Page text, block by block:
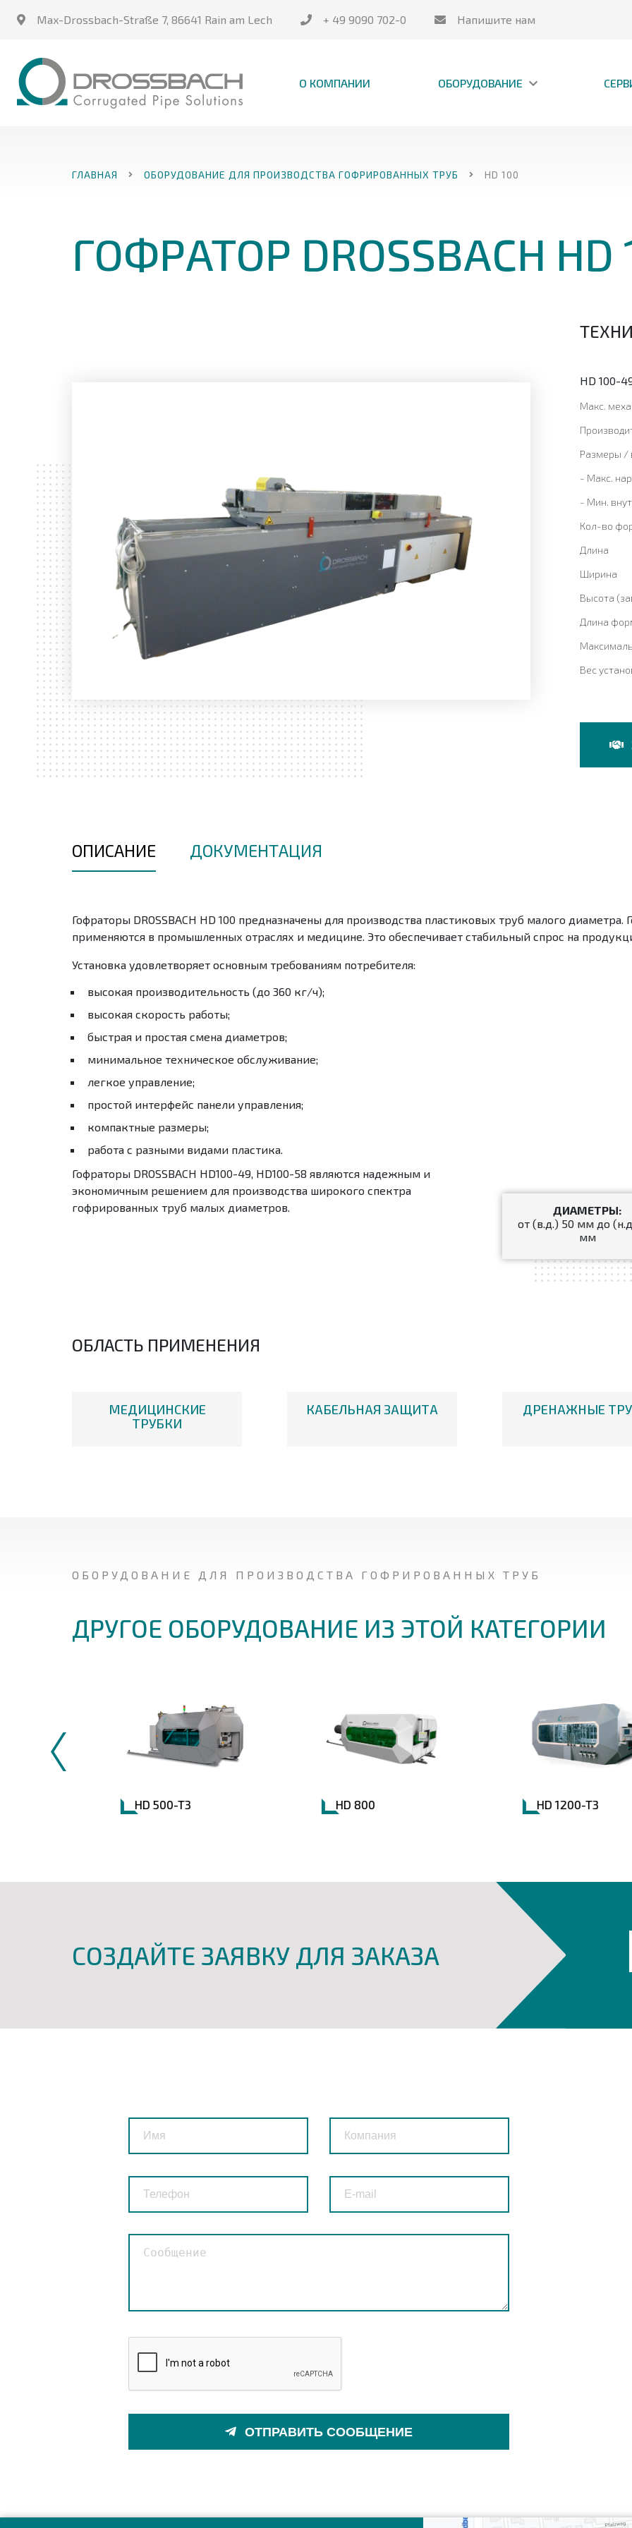
Max-Drossbach-Straße 7, 86641 Rain am Lech + 49 9090 702-0 Напишите нам
О КОМПАНИИ ОБОРУДОВАНИЕ
ГЛАВНАЯ ОБОРУДОВАНИЕ ДЛЯ ПРОИЗВОДСТВА ГОФРИРОВАННЫХ ТРУБ HD 100
ГОФРАТОР DROSSBACH HD
HD 100-
Макс.
Размеры /
- Макс.
- Мин.
Кол-во
Длина
Ширина
Высота
Длина
Вес
ОПИСАНИЕ ДОКУМЕНТАЦИЯ
Гофраторы DROSSBACH HD 100 предназначены для производства пластиковых труб малого
применяются в промышленных отраслях и медицине. Это обеспечивает стабильный спрос на
Установка удовлетворяет основным требованиям потребителя:
высокая производительность (до 360 кг/ч);
высокая скорость работы;
быстрая и простая смена диаметров;
минимальное техническое обслуживание;
легкое управление;
простой интерфейс панели управления;
компактные размеры;
работа с разными видами пластика.
Гофраторы DROSSBACH HD100-49, HD100-58 являются надежным и
экономичным решением для производства широкого спектра
гофрированных труб малых диаметров.
ДИАМЕТРЫ:
от (в.д.) 50 мм до
мм
ОБЛАСТЬ ПРИМЕНЕНИЯ
МЕДИЦИНСКИЕ
ТРУБКИ
КАБЕЛЬНАЯ ЗАЩИТА ДРЕНАЖНЫЕ
ОБОРУДОВАНИЕ ДЛЯ ПРОИЗВОДСТВА ГОФРИРОВАННЫХ ТРУБ
ДРУГОЕ ОБОРУДОВАНИЕ ИЗ ЭТОЙ КАТЕГОРИИ
HD 500-T3 HD 800 HD 1200-T3
СОЗДАЙТЕ ЗАЯВКУ ДЛЯ ЗАКАЗА
ОТПРАВИТЬ СООБЩЕНИЕ